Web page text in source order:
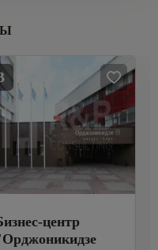
центр
Орджоникидзе